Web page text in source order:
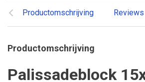
Productomschrijving Reviews
Productomschrijving
Palissadeblock